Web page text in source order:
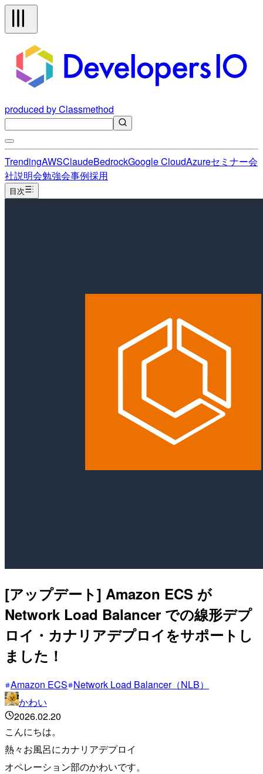
produced by Classmethod
TrendingAWSClaudeBedrockGoogle CloudAzureセミナー会
社説明会勉強会事例採用
目次
[アップデート] Amazon ECS が
Network Load Balancer での線形デプ
ロイ・カナリアデプロイをサポートし
ました！
Amazon ECS Network Load Balancer（NLB）
かわい
2026.02.20
こんにちは。
熱々お風呂にカナリアデプロイ
オペレーション部のかわいです。